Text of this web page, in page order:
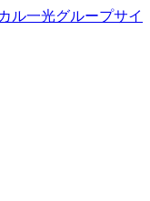
ル一光グループサイ